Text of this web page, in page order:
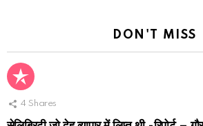
DON'T MISS
4 Shares